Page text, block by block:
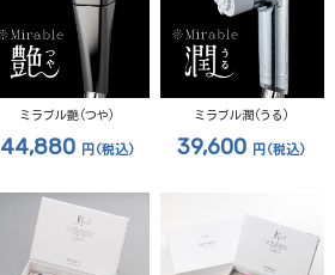
ミラブル艶(つや)
44,880円 (税込)
ミラブル潤(うる)
39,600 円 (税込)